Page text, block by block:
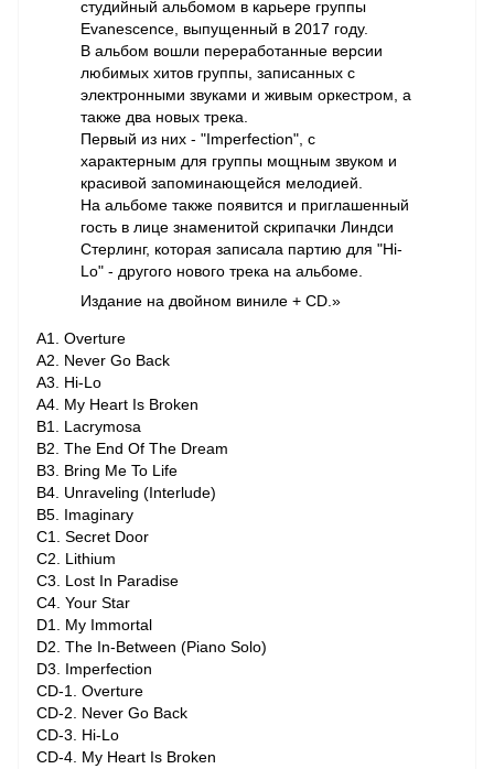
студийный альбомом в карьере группы
Evanescence, выпущенный в 2017 году.
В альбом вошли переработанные версии
любимых хитов группы, записанных с
электронными звуками и живым оркестром, а
также два новых трека.
Первый из них - "Imperfection", с
характерным для группы мощным звуком и
красивой запоминающейся мелодией.
На альбоме также появится и приглашенный
гость в лице знаменитой скрипачки Линдси
Стерлинг, которая записала партию для "Hi-
Lo" - другого нового трека на альбоме.
Издание на двойном виниле + CD.»
A1. Overture
A2. Never Go Back
A3. Hi-Lo
A4. My Heart Is Broken
B1. Lacrymosa
B2. The End Of The Dream
B3. Bring Me To Life
B4. Unraveling (Interlude)
B5. Imaginary
C1. Secret Door
C2. Lithium
C3. Lost In Paradise
C4. Your Star
D1. My Immortal
D2. The In-Between (Piano Solo)
D3. Imperfection
CD-1. Overture
CD-2. Never Go Back
CD-3. Hi-Lo
CD-4. My Heart Is Broken